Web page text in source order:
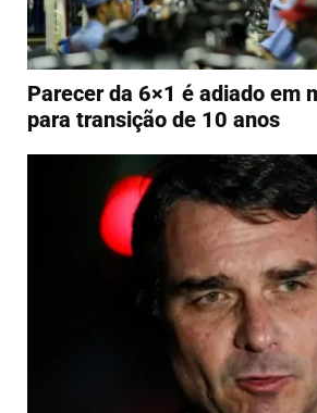
Parecer da 6×1 é adiado em
para transição de 10 anos